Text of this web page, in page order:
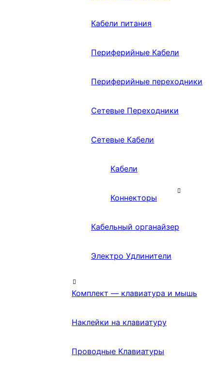
Кабели питания
Периферийные Кабели
Периферийные переходники
Сетевые Переходники
Сетевые Кабели
Кабели
Коннекторы
Кабельный органайзер
Электро Удлинители
Комплект — клавиатура и мышь
Наклейки на клавиатуру
Проводные Клавиатуры